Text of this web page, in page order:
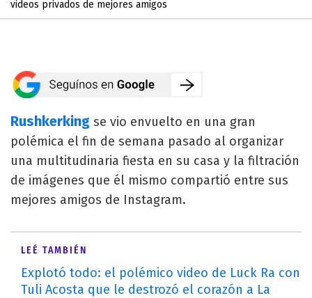
videos privados de mejores amigos
Rushkerking se vio envuelto en una gran
polémica el fin de semana pasado al organizar
una multitudinaria fiesta en su casa y la filtración
de imágenes que él mismo compartió entre sus
mejores amigos de Instagram.
LEÉ TAMBIÉN
Explotó todo: el polémico video de Luck Ra con
Tuli Acosta que le destrozó el corazón a La